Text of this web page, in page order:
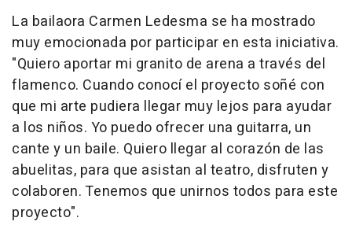
La bailaora Carmen Ledesma se ha mostrado
muy emocionada por participar en esta iniciativa.
"Quiero aportar mi granito de arena a través del
flamenco. Cuando conocí el proyecto soñé con
que mi arte pudiera llegar muy lejos para ayudar
a los niños. Yo puedo ofrecer una guitarra, un
cante y un baile. Quiero llegar al corazón de las
abuelitas, para que asistan al teatro, disfruten y
colaboren. Tenemos que unirnos todos para este
proyecto".